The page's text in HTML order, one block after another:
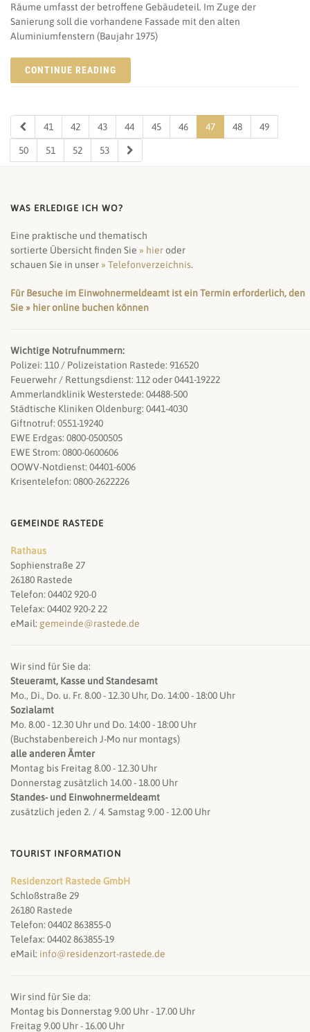
Räume umfasst der betroffene Gebäudeteil. Im Zuge der
Sanierung soll die vorhandene Fassade mit den alten
Aluminiumfenstern (Baujahr 1975)
CONTINUE READING
41 42 43 44 45 46 47 48 49
50 51 52 53
WAS ERLEDIGE ICH WO?
Eine praktische und thematisch
sortierte Übersicht finden Sie » hieroder
schauen Sie in unser » Telefonverzeichnis.
Für Besuche im Einwohnermeldeamt ist ein Termin erforderlich, den
Sie » hier online buchen können
Wichtige Notrufnummern:
Polizei: 110 / Polizeistation Rastede: 916520
Feuerwehr / Rettungsdienst: 112 oder 0441-19222
Ammerlandklinik Westerstede: 04488-500
Städtische Kliniken Oldenburg: 0441-4030
Giftnotruf: 0551-19240
EWE Erdgas: 0800-0500505
EWE Strom: 0800-0600606
OOWV-Notdienst: 04401-6006
Krisentelefon: 0800-2622226
GEMEINDE RASTEDE
Rathaus
Sophienstraße 27
26180 Rastede
Telefon: 04402 920-0
Telefax: 04402 920-2 22
eMail: gemeinde@rastede.de
Wir sind für Sie da:
Steueramt, Kasse und Standesamt
Mo., Di., Do. u. Fr. 8.00 - 12.30 Uhr, Do. 14:00 - 18:00 Uhr
Sozialamt
Mo. 8.00 - 12.30 Uhr und Do. 14:00 - 18:00 Uhr
(Buchstabenbereich J-Mo nur montags)
alle anderen Ämter
Montag bis Freitag 8.00 - 12.30 Uhr
Donnerstag zusätzlich 14.00 - 18.00 Uhr
Standes- und Einwohnermeldeamt
zusätzlich jeden 2. / 4. Samstag 9.00 - 12.00 Uhr
TOURIST INFORMATION
Residenzort Rastede GmbH
Schloßstraße 29
26180 Rastede
Telefon: 04402 863855-0
Telefax: 04402 863855-19
eMail: info@residenzort-rastede.de
Wir sind für Sie da:
Montag bis Donnerstag 9.00 Uhr - 17.00 Uhr
Freitag 9.00 Uhr - 16.00 Uhr